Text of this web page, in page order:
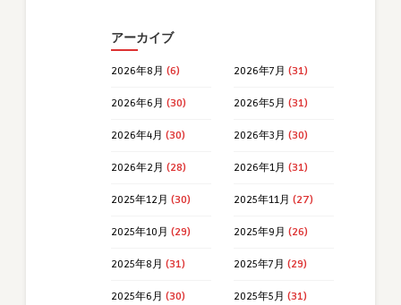
アーカイブ
2026年8月 (6) 2026年7月 (31)
2026年6月 (30) 2026年5月 (31)
2026年4月 (30) 2026年3月 (30)
2026年2月 (28) 2026年1月 (31)
2025年12月 (30) 2025年11月 (27)
2025年10月 (29) 2025年9月 (26)
2025年8月 (31) 2025年7月 (29)
2025年6月 (30) 2025年5月 (31)